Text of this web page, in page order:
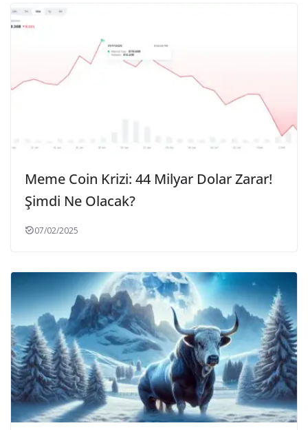
Meme Coin Krizi: 44 Milyar Dolar Zarar!
Şimdi Ne Olacak?
07/02/2025